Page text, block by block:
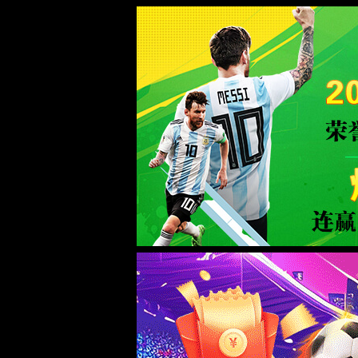
本地资讯
当前位置：8455线路检测中心 本地资讯 基层
本地资讯
8455在线检测网址
基层动态
通知公告